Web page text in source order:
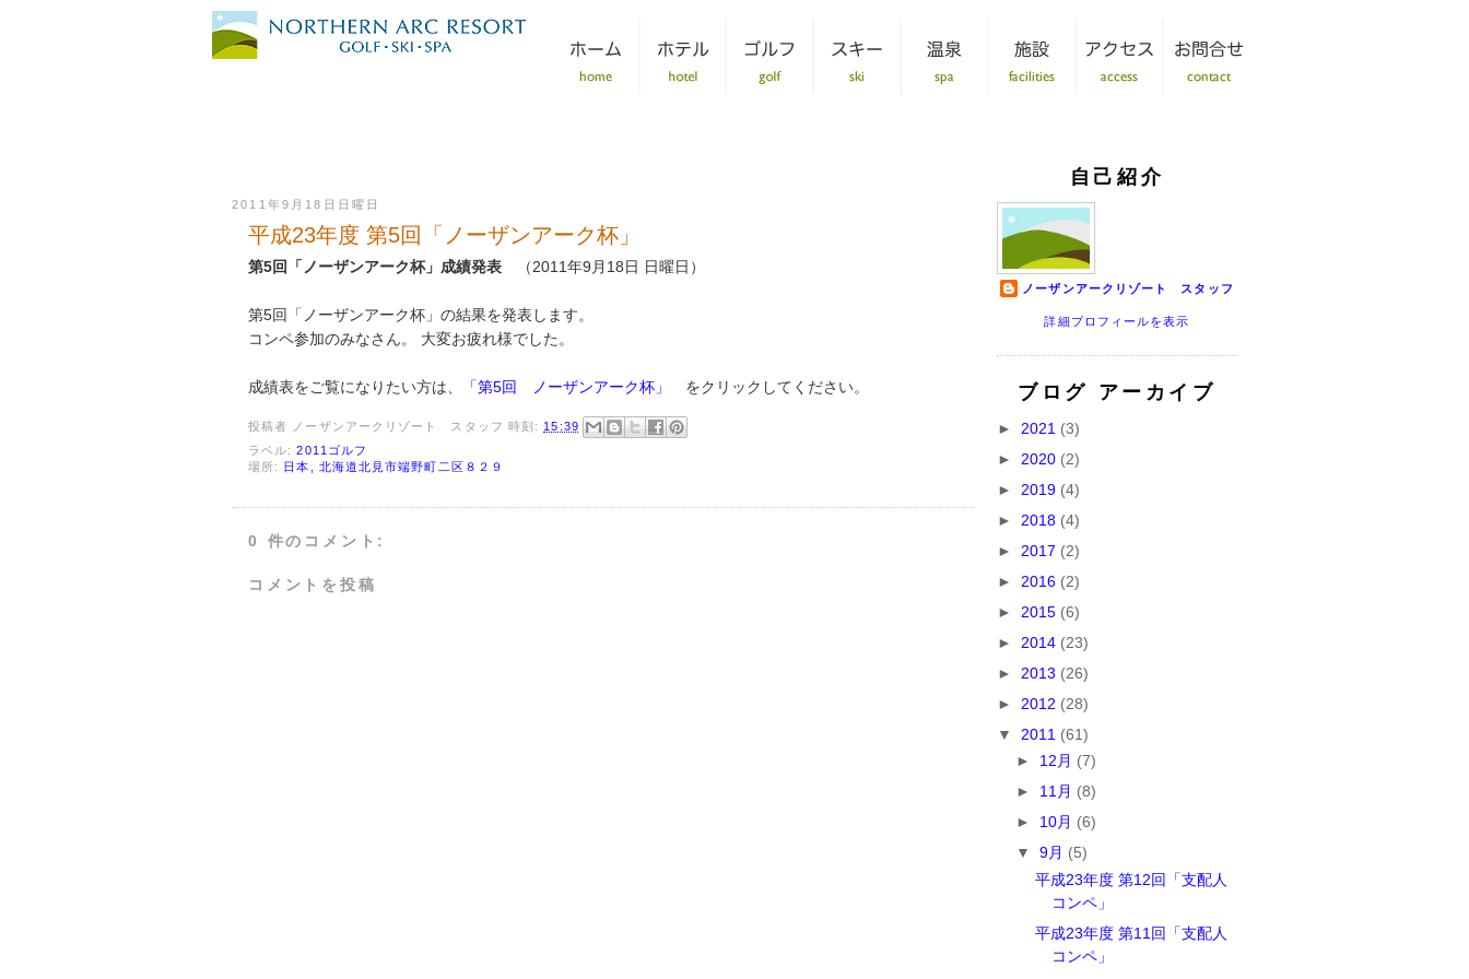
自己紹介
ノーザンアークリゾート スタッフ
詳細プロフィールを表示
ブログ アーカイブ
► 2021 (3)
► 2020 (2)
► 2019 (4)
► 2018 (4)
► 2017 (2)
► 2016 (2)
► 2015 (6)
► 2014 (23)
► 2013 (26)
► 2012 (28)
▼ 2011 (61)
► 12月 (7)
► 11月 (8)
► 10月 (6)
▼ 9月 (5)
平成23年度 第12回「支配人
コンペ」
平成23年度 第11回「支配人
コンペ」
2011年9月18日日曜日
平成23年度 第5回「ノーザンアーク杯」
第5回「ノーザンアーク杯」成績発表 （2011年9月18日 日曜日）
第5回「ノーザンアーク杯」の結果を発表します。
コンペ参加のみなさん。 大変お疲れ様でした。
成績表をご覧になりたい方は、 「第5回 ノーザンアーク杯」 をクリックしてください。
投稿者 ノーザンアークリゾート スタッフ 時刻: 15:39
ラベル:2011ゴルフ
場所: 日本, 北海道北見市端野町二区８２９
0 件のコメント:
コメントを投稿